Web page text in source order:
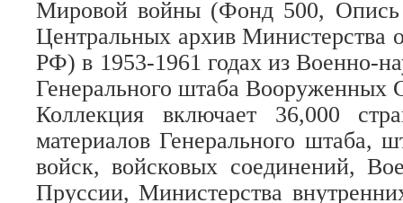
Мировой войны (Фонд 500, Опись
Центральных архив
РФ) в 1953-1961 годах из Военно-
Генерального штаба Вооруженных
Коллекция включает 36,000
материалов Генерального штаба,
войск, войсковых соединений,
Пруссии, Министерства